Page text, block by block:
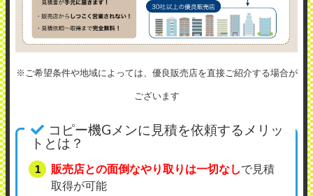
※ご希望条件や地域によっては、優良販売店を直接ご紹介する場合が
ございます
コピー機Gメンに見積を依頼するメリッ
トとは？
販売店との面倒なやり取りは一切なしで見積
取得が可能